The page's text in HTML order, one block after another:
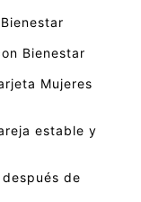
Bienestar
Mujeres
estable y
de